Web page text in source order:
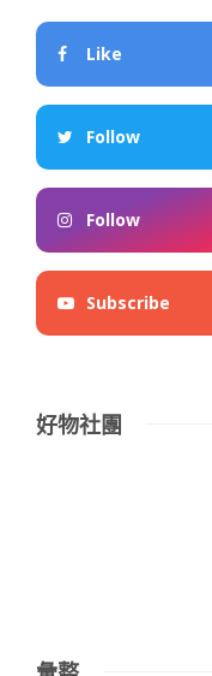
Like
Follow
Follow
Subscribe
好物社團